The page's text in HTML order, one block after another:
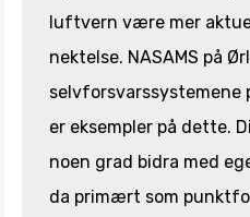
luftvern være mer
nektelse. NASAMS på
selvforsvarssystemene
er eksempler på dette.
noen grad bidra med
da primært som